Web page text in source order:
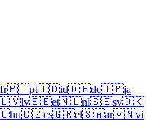
fr🇵🇹pt🇮🇩id🇩🇪de🇯🇵ja
lv🇪🇪et🇳🇱nl🇸🇪sv🇩🇰
hu🇨🇿cs🇬🇷el🇸🇦ar🇻🇳vi